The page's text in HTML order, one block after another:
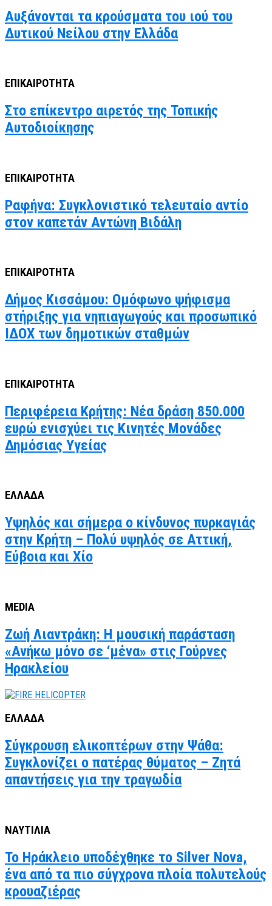
Αυξάνονται τα κρούσματα του ιού του
Δυτικού Νείλου στην Ελλάδα
ΕΠΙΚΑΙΡΟΤΗΤΑ
Στο επίκεντρο αιρετός της Τοπικής
Αυτοδιοίκησης
ΕΠΙΚΑΙΡΟΤΗΤΑ
Ραφήνα: Συγκλονιστικό τελευταίο αντίο
στον καπετάν Αντώνη Βιδάλη
ΕΠΙΚΑΙΡΟΤΗΤΑ
Δήμος Κισσάμου: Ομόφωνο ψήφισμα
στήριξης για νηπιαγωγούς και προσωπικό
ΙΔΟΧ των δημοτικών σταθμών
ΕΠΙΚΑΙΡΟΤΗΤΑ
Περιφέρεια Κρήτης: Νέα δράση 850.000
ευρώ ενισχύει τις Κινητές Μονάδες
Δημόσιας Υγείας
ΕΛΛΑΔΑ
Υψηλός και σήμερα ο κίνδυνος πυρκαγιάς
στην Κρήτη – Πολύ υψηλός σε Αττική,
Εύβοια και Χίο
MEDIA
Ζωή Λιαντράκη: Η μουσική παράσταση
«Ανήκω μόνο σε ‘μένα» στις Γούρνες
Ηρακλείου
ΕΛΛΑΔΑ
Σύγκρουση ελικοπτέρων στην Ψάθα:
Συγκλονίζει ο πατέρας θύματος – Ζητά
απαντήσεις για την τραγωδία
ΝΑΥΤΙΛΙΑ
Το Ηράκλειο υποδέχθηκε το Silver Nova,
ένα από τα πιο σύγχρονα πλοία πολυτελούς
κρουαζιέρας